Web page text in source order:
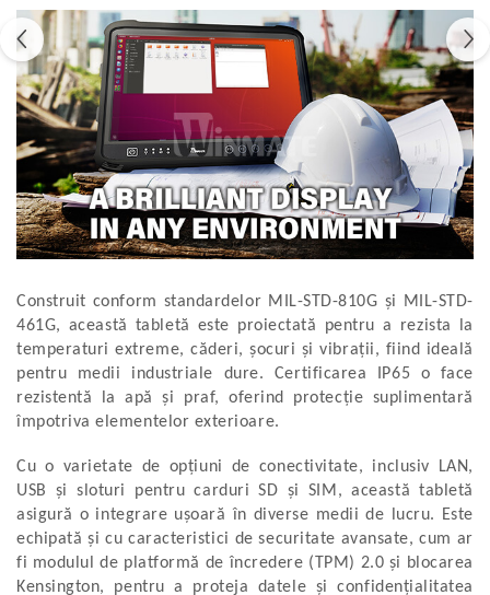
Construit conform standardelor MIL-STD-810G și MIL-STD-
461G, această tabletă este proiectată pentru a rezista la
temperaturi extreme, căderi, șocuri și vibrații, fiind ideală
pentru medii industriale dure. Certificarea IP65 o face
rezistentă la apă și praf, oferind protecție suplimentară
împotriva elementelor exterioare.
Cu o varietate de opțiuni de conectivitate, inclusiv LAN,
USB și sloturi pentru carduri SD și SIM, această tabletă
asigură o integrare ușoară în diverse medii de lucru. Este
echipată și cu caracteristici de securitate avansate, cum ar
fi modulul de platformă de încredere (TPM) 2.0 și blocarea
Kensington, pentru a proteja datele și confidențialitatea